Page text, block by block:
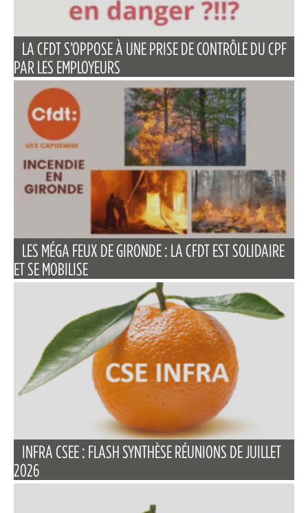
LA CFDT S’OPPOSE À UNE PRISE DE CONTRÔLE DU CPF
PAR LES EMPLOYEURS
LES MÉGA FEUX DE GIRONDE : LA CFDT EST SOLIDAIRE
ET SE MOBILISE
INFRA CSEE : FLASH SYNTHÈSE RÉUNIONS DE JUILLET
2026